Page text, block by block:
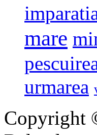
mare
urmarea
Copyright